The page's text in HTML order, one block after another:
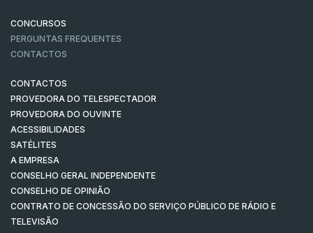
CONCURSOS
PERGUNTAS FREQUENTES
CONTACTOS
CONTACTOS
PROVEDORA DO TELESPECTADOR
PROVEDORA DO OUVINTE
ACESSIBILIDADES
SATÉLITES
A EMPRESA
CONSELHO GERAL INDEPENDENTE
CONSELHO DE OPINIÃO
CONTRATO DE CONCESSÃO DO SERVIÇO PÚBLICO DE RÁDIO E
TELEVISÃO